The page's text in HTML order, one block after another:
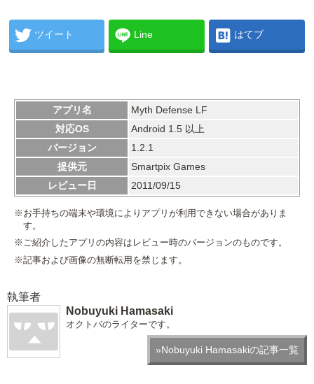
ツイート Line はてブ
アプリ名
Myth Defense LF
対応OS
Android 1.5 以上
バージョン
1.2.1
提供元
Smartpix Games
レビュー日
2011/09/15
※お手持ちの端末や環境によりアプリが利用できない場合がありま
す。
※ご紹介したアプリの内容はレビュー時のバージョンのものです。
※記事および画像の無断転用を禁じます。
執筆者
Nobuyuki Hamasaki
オクトバのライターです。
»Nobuyuki Hamasakiの記事一覧